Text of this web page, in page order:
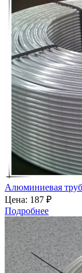
Алюминиевая
Цена: 187 ₽
Подробнее